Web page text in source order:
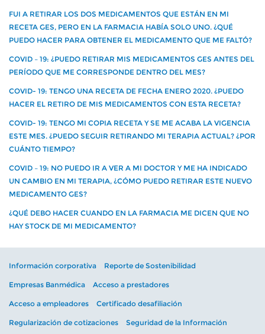
FUI A RETIRAR LOS DOS MEDICAMENTOS QUE ESTÁN EN MI
RECETA GES, PERO EN LA FARMACIA HABÍA SOLO UNO. ¿QUÉ
PUEDO HACER PARA OBTENER EL MEDICAMENTO QUE ME FALTÓ?
COVID – 19: ¿PUEDO RETIRAR MIS MEDICAMENTOS GES ANTES DEL
PERÍODO QUE ME CORRESPONDE DENTRO DEL MES?
COVID- 19: TENGO UNA RECETA DE FECHA ENERO 2020. ¿PUEDO
HACER EL RETIRO DE MIS MEDICAMENTOS CON ESTA RECETA?
COVID- 19: TENGO MI COPIA RECETA Y SE ME ACABA LA VIGENCIA
ESTE MES. ¿PUEDO SEGUIR RETIRANDO MI TERAPIA ACTUAL? ¿POR
CUÁNTO TIEMPO?
COVID – 19: NO PUEDO IR A VER A MI DOCTOR Y ME HA INDICADO
UN CAMBIO EN MI TERAPIA, ¿CÓMO PUEDO RETIRAR ESTE NUEVO
MEDICAMENTO GES?
¿QUÉ DEBO HACER CUANDO EN LA FARMACIA ME DICEN QUE NO
HAY STOCK DE MI MEDICAMENTO?
Información corporativa Reporte de Sostenibilidad
Empresas Banmédica Acceso a prestadores
Acceso a empleadores Certificado desafiliación
Regularización de cotizaciones Seguridad de la Información